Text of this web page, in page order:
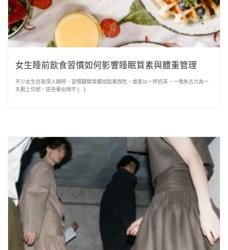
女生睡前飲食習慣如何影響睡眠質素與體重管理
不少女生在夜深人靜時，習慣翻開雪櫃找點東西吃，或者以一杯奶茶、一塊朱古力為一
天劃上句號。這些看似微不 […]